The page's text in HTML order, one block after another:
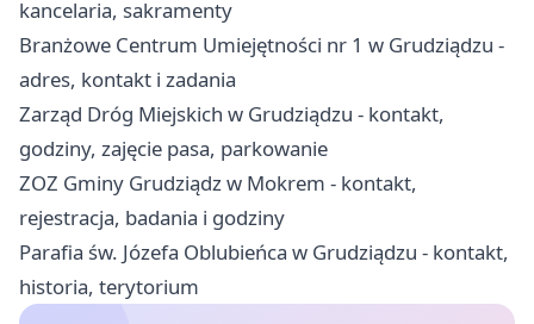
kancelaria, sakramenty
Branżowe Centrum Umiejętności nr 1 w Grudziądzu -
adres, kontakt i zadania
Zarząd Dróg Miejskich w Grudziądzu - kontakt,
godziny, zajęcie pasa, parkowanie
ZOZ Gminy Grudziądz w Mokrem - kontakt,
rejestracja, badania i godziny
Parafia św. Józefa Oblubieńca w Grudziądzu - kontakt,
historia, terytorium